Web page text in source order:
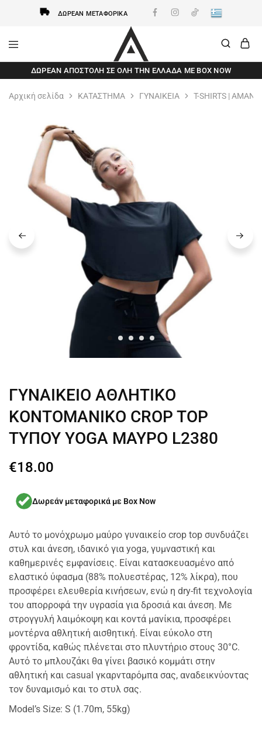
ΔΩΡΕΆΝ ΜΕΤΑΦΟΡΙΚΆ
AxidWear
Παιδικά
,
,
Ανδρικά
ΔΩΡΕΆΝ ΑΠΟΣΤΟΛΗ ΣΕ ΌΛΗ ΤΗΝ ΕΛΛΆΔΑ ΜΕ BOX NOW
Αρχική σελίδα ΚΑΤΑΣΤΗΜΑ ΓΥΝΑΙΚΕΙΑ T-SHIRTS |
ΓΥΝΑΙΚΕΙΟ ΑΘΛΗΤΙΚΟ
ΚΟΝΤΟΜΑΝΙΚΟ CROP TOP
ΤΥΠΟΥ YOGA ΜΑΥΡΟ L2380
€18.00
Δωρεάν μεταφορικά με Box Now
Αυτό το μονόχρωμο μαύρο γυναικείο crop top συνδυάζει
στυλ και άνεση, ιδανικό για yoga, γυμναστική και
καθημερινές εμφανίσεις. Είναι κατασκευασμένο από
ελαστικό ύφασμα (88% πολυεστέρας, 12% λίκρα), που
προσφέρει ελευθερία κινήσεων, ενώ η dry-fit τεχνολογία
του απορροφά την υγρασία για δροσιά και άνεση. Με
στρογγυλή λαιμόκοψη και κοντά μανίκια, προσφέρει
μοντέρνα αθλητική αισθητική. Είναι εύκολο στη
φροντίδα, καθώς πλένεται στο πλυντήριο στους 30°C.
Αυτό το μπλουζάκι θα γίνει βασικό κομμάτι στην
αθλητική και casual γκαρνταρόμπα σας, αναδεικνύοντας
τον δυναμισμό και το στυλ σας.
Model’s Size: S (1.70m, 55kg)